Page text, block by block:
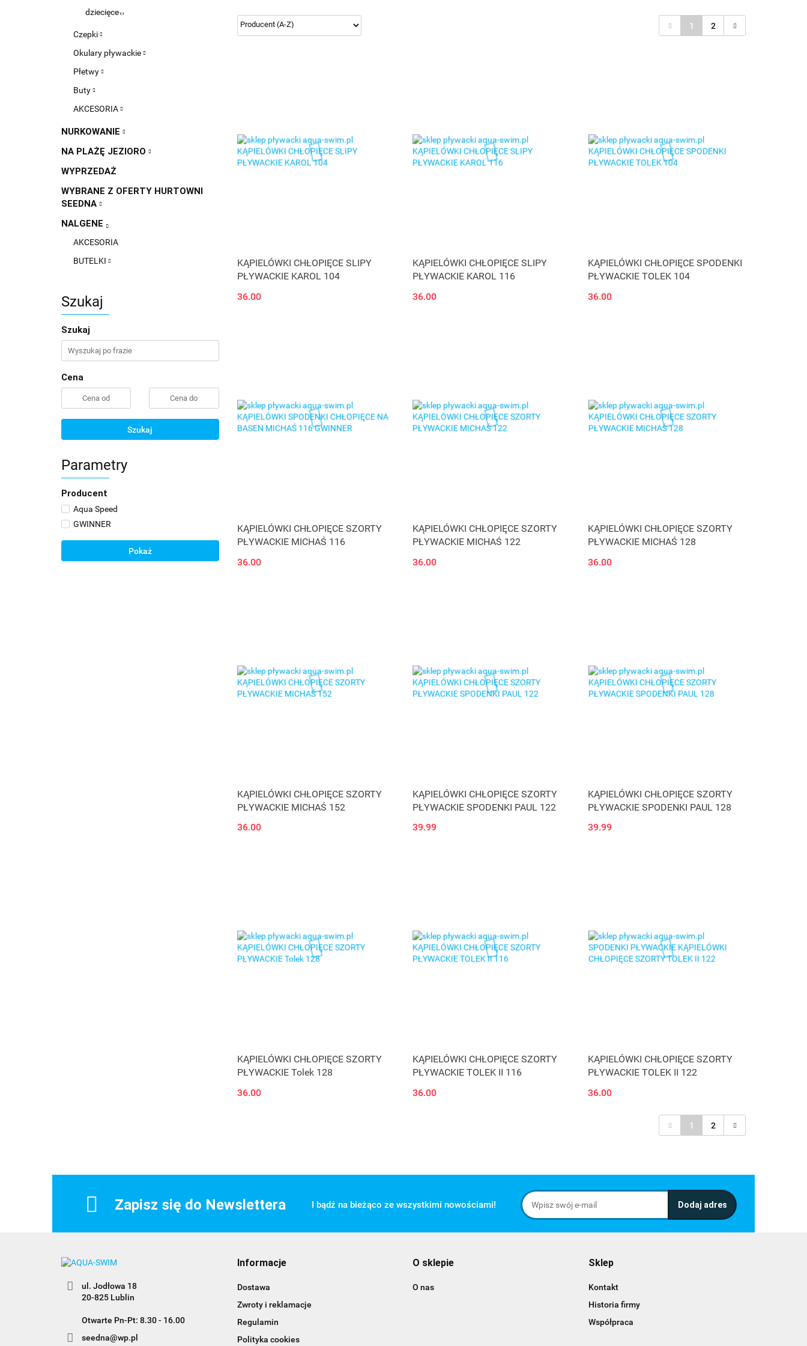
dziecięce
Czepki
Okulary pływackie
Płetwy
Buty
AKCESORIA
NURKOWANIE
NA PLAŻĘ JEZIORO
WYPRZEDAŻ
WYBRANE Z OFERTY HURTOWNI
SEEDNA
NALGENE
AKCESORIA
BUTELKI
Szukaj
Szukaj
Cena
Szukaj
Parametry
Producent
Aqua Speed
GWINNER
Pokaż
1 2
KĄPIELÓWKI CHŁOPIĘCE SLIPY
PŁYWACKIE KAROL 104
36.00
KĄPIELÓWKI CHŁOPIĘCE SLIPY
PŁYWACKIE KAROL 116
36.00
KĄPIELÓWKI CHŁOPIĘCE SPODENKI
PŁYWACKIE TOLEK 104
36.00
KĄPIELÓWKI CHŁOPIĘCE SZORTY
PŁYWACKIE MICHAŚ 116
36.00
KĄPIELÓWKI CHŁOPIĘCE SZORTY
PŁYWACKIE MICHAŚ 122
36.00
KĄPIELÓWKI CHŁOPIĘCE SZORTY
PŁYWACKIE MICHAŚ 128
36.00
KĄPIELÓWKI CHŁOPIĘCE SZORTY
PŁYWACKIE MICHAŚ 152
36.00
KĄPIELÓWKI CHŁOPIĘCE SZORTY
PŁYWACKIE SPODENKI PAUL 122
39.99
KĄPIELÓWKI CHŁOPIĘCE SZORTY
PŁYWACKIE SPODENKI PAUL 128
39.99
KĄPIELÓWKI CHŁOPIĘCE SZORTY
PŁYWACKIE Tolek 128
36.00
KĄPIELÓWKI CHŁOPIĘCE SZORTY
PŁYWACKIE TOLEK II 116
36.00
KĄPIELÓWKI CHŁOPIĘCE SZORTY
PŁYWACKIE TOLEK II 122
36.00
1 2
Zapisz się do Newslettera I bądź na bieżąco ze wszystkimi nowościami!
ul. Jodłowa 18
20-825 Lublin
Otwarte Pn-Pt: 8.30 - 16.00
seedna@wp.pl
Informacje
Dostawa
Zwroty i reklamacje
Regulamin
Polityka cookies
O sklepie
O nas
Sklep
Kontakt
Historia firmy
Współpraca